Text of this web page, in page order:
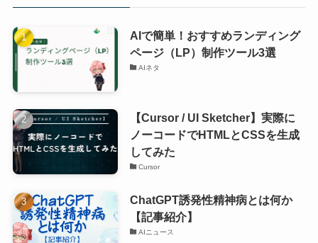
AIで簡単！おすすめランディング
ページ（LP）制作ツール3選
AIネタ
【Cursor / UI Sketcher】実際に
ノーコードでHTMLとCSSを生成
してみた
Cursor
ChatGPT誘発性精神病とは何か
【記事紹介】
AIニュース